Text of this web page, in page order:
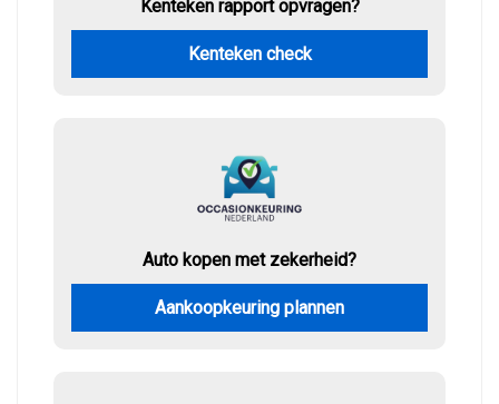
Kenteken rapport opvragen?
Kenteken check
Auto kopen met zekerheid?
Aankoopkeuring plannen